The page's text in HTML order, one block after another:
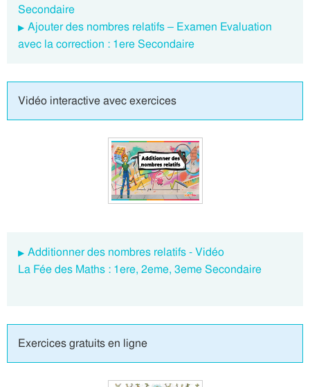
Secondaire
Ajouter des nombres relatifs – Examen Evaluation
avec la correction : 1ere Secondaire
Vidéo interactive avec exercices
Additionner des nombres relatifs - Vidéo
La Fée des Maths : 1ere, 2eme, 3eme Secondaire
Exercices gratuits en ligne